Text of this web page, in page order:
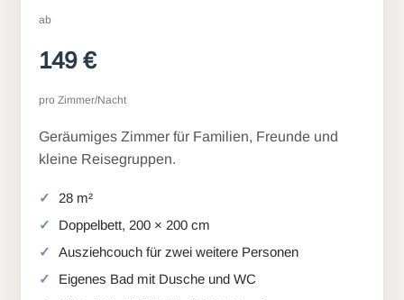
ab
149 €
pro Zimmer/Nacht
Geräumiges Zimmer für Familien, Freunde und
kleine Reisegruppen.
28 m²
Doppelbett, 200 × 200 cm
Ausziehcouch für zwei weitere Personen
Eigenes Bad mit Dusche und WC